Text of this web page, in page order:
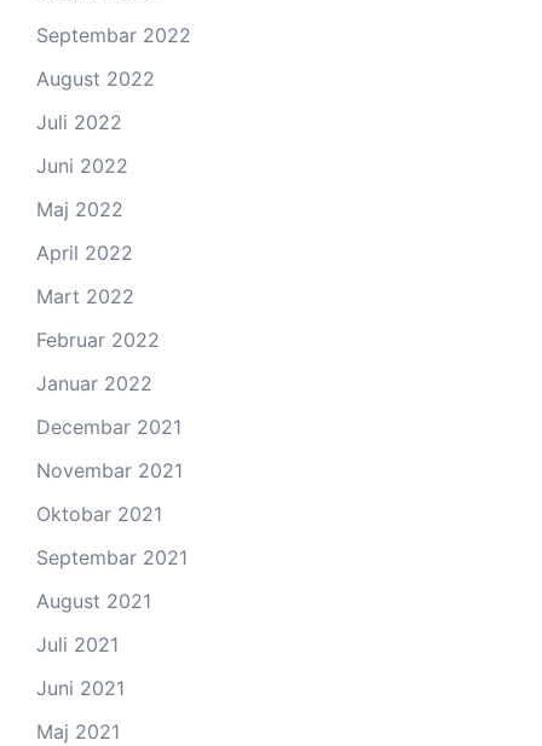
Septembar 2022
August 2022
Juli 2022
Juni 2022
Maj 2022
April 2022
Mart 2022
Februar 2022
Januar 2022
Decembar 2021
Novembar 2021
Oktobar 2021
Septembar 2021
August 2021
Juli 2021
Juni 2021
Maj 2021